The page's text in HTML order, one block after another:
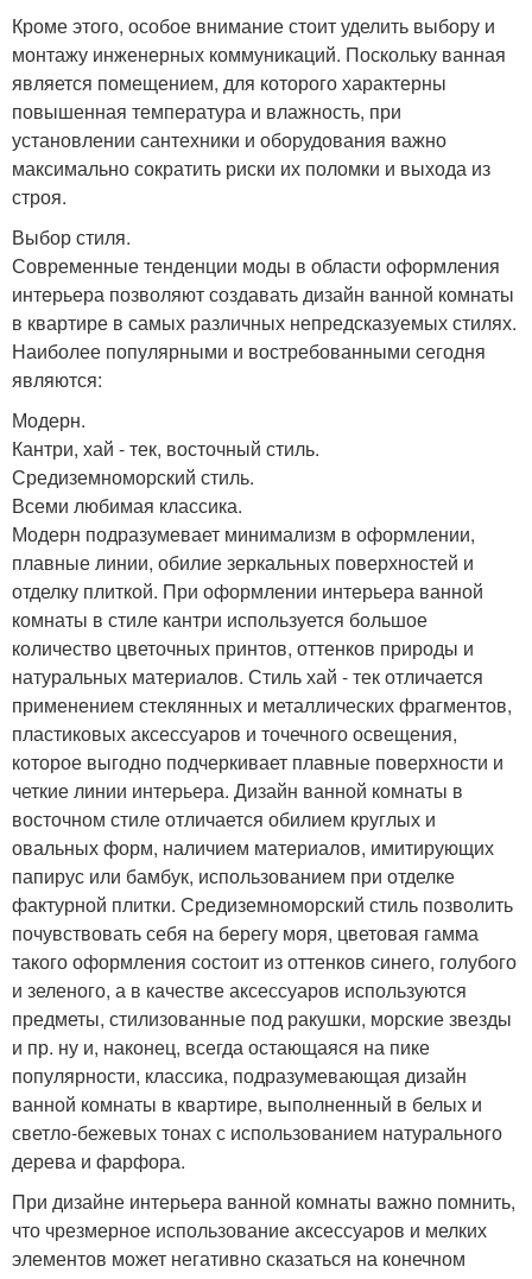
Кроме этого, особое внимание стоит уделить выбору и
монтажу инженерных коммуникаций. Поскольку ванная
является помещением, для которого характерны
повышенная температура и влажность, при
установлении сантехники и оборудования важно
максимально сократить риски их поломки и выхода из
строя.
Выбор стиля.
Современные тенденции моды в области оформления
интерьера позволяют создавать дизайн ванной комнаты
в квартире в самых различных непредсказуемых стилях.
Наиболее популярными и востребованными сегодня
являются:
Модерн.
Кантри, хай - тек, восточный стиль.
Средиземноморский стиль.
Всеми любимая классика.
Модерн подразумевает минимализм в оформлении,
плавные линии, обилие зеркальных поверхностей и
отделку плиткой. При оформлении интерьера ванной
комнаты в стиле кантри используется большое
количество цветочных принтов, оттенков природы и
натуральных материалов. Стиль хай - тек отличается
применением стеклянных и металлических фрагментов,
пластиковых аксессуаров и точечного освещения,
которое выгодно подчеркивает плавные поверхности и
четкие линии интерьера. Дизайн ванной комнаты в
восточном стиле отличается обилием круглых и
овальных форм, наличием материалов, имитирующих
папирус или бамбук, использованием при отделке
фактурной плитки. Средиземноморский стиль позволить
почувствовать себя на берегу моря, цветовая гамма
такого оформления состоит из оттенков синего, голубого
и зеленого, а в качестве аксессуаров используются
предметы, стилизованные под ракушки, морские звезды
и пр. ну и, наконец, всегда остающаяся на пике
популярности, классика, подразумевающая дизайн
ванной комнаты в квартире, выполненный в белых и
светло-бежевых тонах с использованием натурального
дерева и фарфора.
При дизайне интерьера ванной комнаты важно помнить,
что чрезмерное использование аксессуаров и мелких
элементов может негативно сказаться на конечном